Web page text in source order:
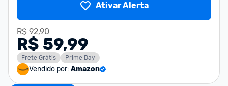
Ativar Alerta
R$ 92,90
R$ 59,99
Frete Grátis Prime Day
Vendido por: Amazon